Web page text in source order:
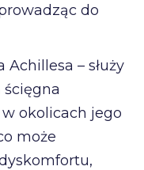
do
– służy
w okolicach jego
może